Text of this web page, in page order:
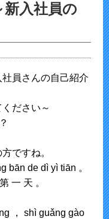
新入社員の
員さんの自己紹介
ださい～
ですね。
bān de dì yì tiān 。
一 天 。
， shì ɡuǎnɡ ɡào